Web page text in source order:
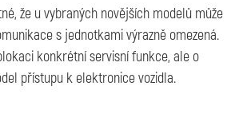
že u vybraných novějších modelů může
s jednotkami výrazně omezená.
konkrétní servisní funkce, ale o
přístupu k elektronice vozidla.